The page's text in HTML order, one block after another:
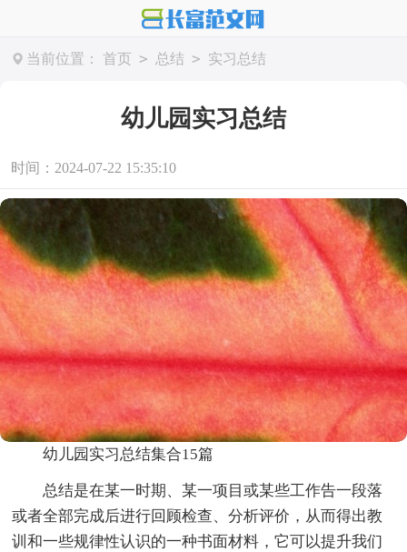
当前位置： 首页 > 总结 > 实习总结
幼儿园实习总结
时间：2024-07-22 15:35:10
幼儿园实习总结集合15篇
总结是在某一时期、某一项目或某些工作告一段落
或者全部完成后进行回顾检查、分析评价，从而得出教
训和一些规律性认识的一种书面材料，它可以提升我们